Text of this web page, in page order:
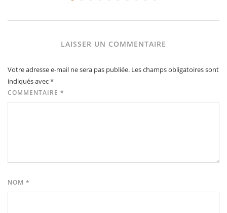
LAISSER UN COMMENTAIRE
Votre adresse e-mail ne sera pas publiée. Les champs obligatoires sont
indiqués avec*
COMMENTAIRE *
NOM *